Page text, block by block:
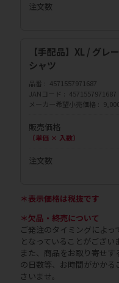
注文数
【手配品】XL / グ
シャツ
品番
4571557971687
JANコード
4571557971687
メーカー希望小売価格
販売価格
（単価 × 入数）
注文数
＊表示価格は税抜です
＊欠品・終売について
ご発注のタイミングによ
となっていることがござい
また、商品をお取り寄せ
の日数等、お時間がかか
さいませ。